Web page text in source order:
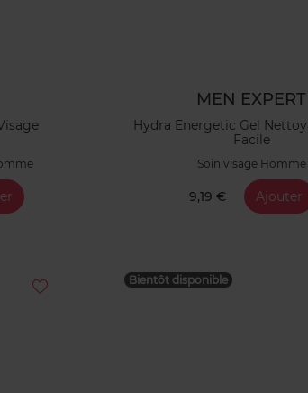
MEN EXPERT
Hydra Energetic Gel
Facile
Soin visage Homme
9,19 € Ajouter
Bientôt disponible